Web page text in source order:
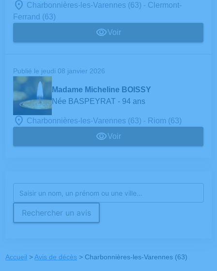
Charbonnières-les-Varennes (63) - Clermont-
Ferrand (63)
Voir
Publié le jeudi 08 janvier 2026
Madame Micheline BOISSY
Née BASPEYRAT - 94 ans
Charbonnières-les-Varennes (63) - Riom (63)
Voir
Rechercher un avis
Accueil > Avis de décès > Charbonnières-les-Varennes (63)